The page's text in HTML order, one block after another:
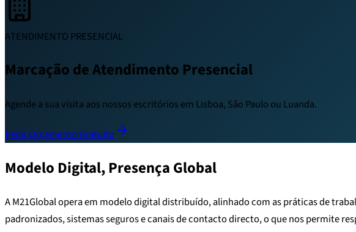
ATENDIMENTO PRESENCIAL
Marcação de Atendimento Presencial
Agende a sua visita aos nossos escritórios em Lisboa, São Paulo ou Luanda.
Pedir Orçamento Gratuito
Modelo Digital, Presença Global
A M21Global opera em modelo digital distribuído, alinhado com as práticas de
padronizados, sistemas seguros e canais de contacto directo, o que nos permite